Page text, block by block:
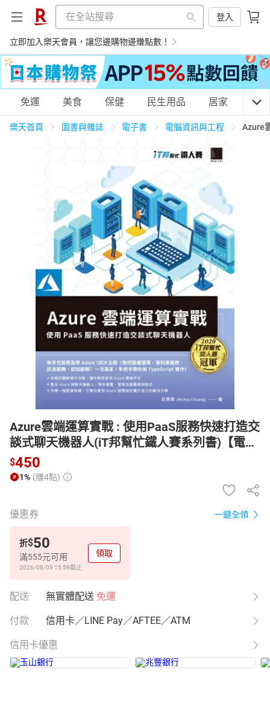
登入
立即加入樂天會員，讓您邊購物邊賺點數！
購物網分類
民生用品
居家生活 3C家電 運動休閒 親子玩具
男裝 化妝保養 情趣用品
日本購物 電子/紙本書
HOT
免運 美食 保健 民生用品 居家 3C
樂天首頁 圖書與雜誌 電子書 電腦資訊與工程 Azure
Azure雲端運算實戰 : 使用PaaS服務快速打造交
談式聊天機器人(iT邦幫忙鐵人賽系列書)【電子
書】
$450
1% (賺4點)
優惠券 一鍵全領
折$50
滿555元可用
2026/08/09 15:59截止
領取
配送 無實體配送 免運
付款 信用卡／LINE Pay／AFTEE／ATM
信用卡優惠